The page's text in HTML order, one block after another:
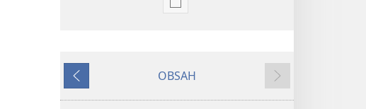
Formáty
STRÁŽNÁ
Předchozí
OBSAH
Další